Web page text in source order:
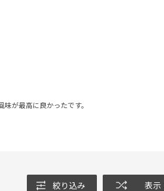
が最高に良かったです。
絞り込み 表示